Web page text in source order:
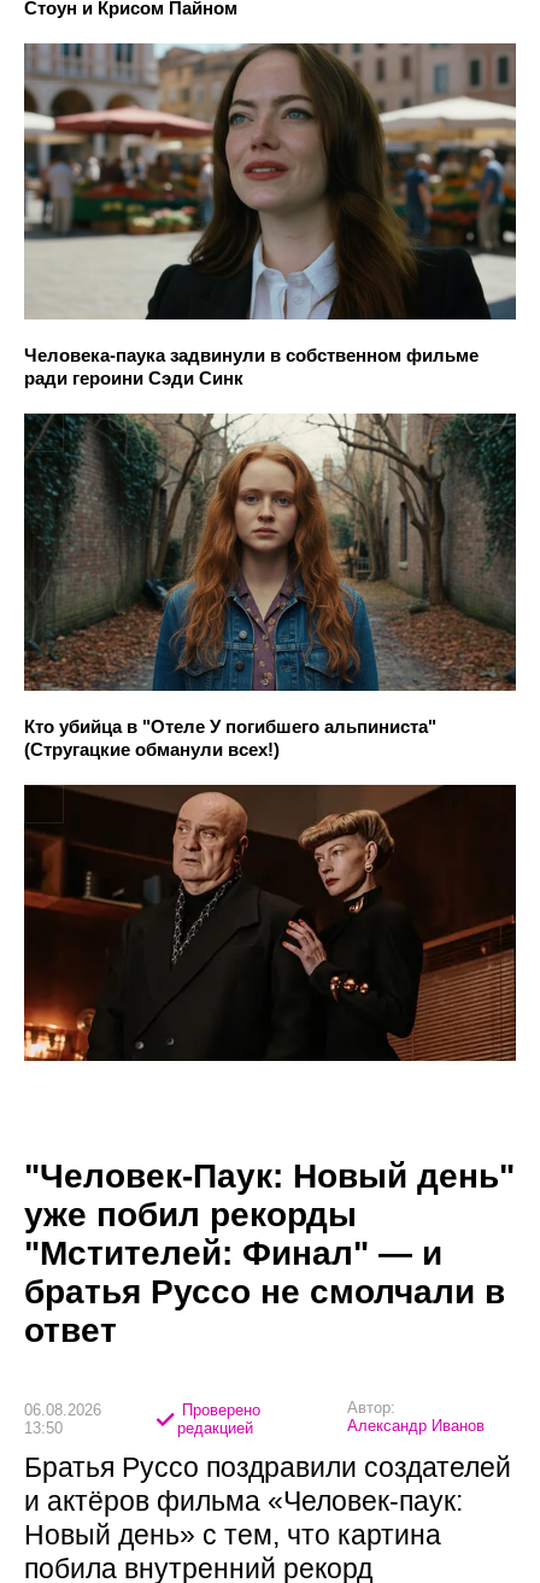
Стоун и Крисом Пайном
Человека-паука задвинули в собственном фильме
ради героини Сэди Синк
Кто убийца в "Отеле У погибшего альпиниста"
(Стругацкие обманули всех!)
"Человек-Паук: Новый день"
уже побил рекорды
"Мстителей: Финал" — и
братья Руссо не смолчали в
ответ
06.08.2026
13:50
Проверено
редакцией
Автор:
Александр Иванов
Братья Руссо поздравили создателей
и актёров фильма «Человек-паук:
Новый день» с тем, что картина
побила внутренний рекорд